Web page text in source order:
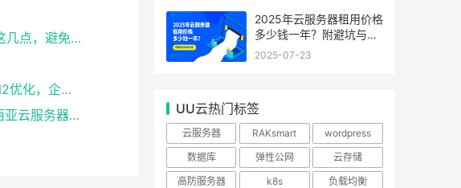
国外便宜的云服务器怎么选？牢记这几点，避免踩坑
香港云服务器天花板！8核16G+CN2优化，企业级数据安全+毫秒级延迟双保险！
千元价，万元性能！MY-RAK马来西亚云服务器：首月5折+免费SEO工具，中小企业出海“降本神器”
2025年云服务器租用价格
多少钱一年？附避坑与省
钱攻略
2025-07-23
UU云热门标签
云服务器 RAKsmart
wordpress
数据库
弹性公网
云存储
高防服务器
k8s
负载均衡